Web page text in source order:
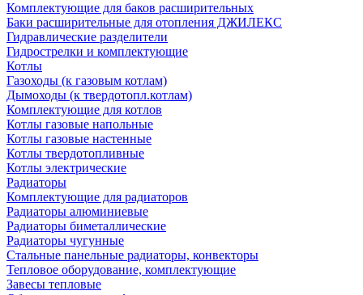
Комплектующие для баков расширительных
Баки расширительные для отопления ДЖИЛЕКС
Гидравлические разделители
Гидрострелки и комплектующие
Котлы
Газоходы (к газовым котлам)
Дымоходы (к твердотопл.котлам)
Комплектующие для котлов
Котлы газовые напольные
Котлы газовые настенные
Котлы твердотопливные
Котлы электрические
Радиаторы
Комплектующие для радиаторов
Радиаторы алюминиевые
Радиаторы биметаллические
Радиаторы чугунные
Стальные панельные радиаторы, конвекторы
Тепловое оборудование, комплектующие
Завесы тепловые